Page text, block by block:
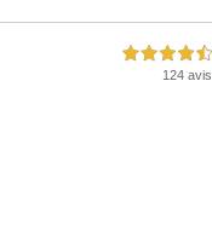
4,5 étoiles sur 5
124 avis